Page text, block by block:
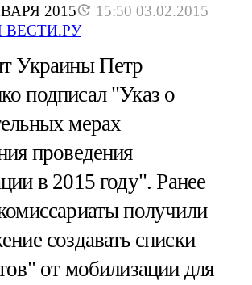
2015
15:50 03.02.2015
ВЕСТИ.РУ
Украины Петр
подписал "Указ о
мерах
проведения
в 2015 году". Ранее
получили
создавать списки
от мобилизации для